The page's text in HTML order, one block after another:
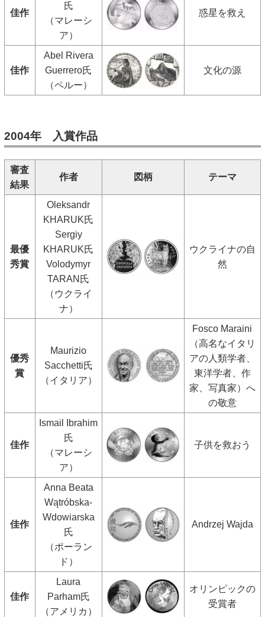
佳作
氏
（マレーシ
ア）
惑星を救え
佳作
Abel Rivera
Guerrero氏
（ペルー）
文化の源
2004年 入賞作品
審査
結果
作者 図柄 テーマ
最優
秀賞
Oleksandr
KHARUK氏
Sergiy
KHARUK氏
Volodymyr
TARAN氏
（ウクライ
ナ）
ウクライナの自
然
優秀
賞
Maurizio
Sacchetti氏
（イタリア）
Fosco Maraini
（高名なイタリ
アの人類学者、
東洋学者、作
家、写真家）へ
の敬意
佳作
Ismail Ibrahim
氏
（マレーシ
ア）
子供を救おう
佳作
Anna Beata
Wątróbska-
Wdowiarska
氏
（ポーラン
ド）
Andrzej Wajda
佳作
Laura
Parham氏
（アメリカ）
オリンピックの
受賞者